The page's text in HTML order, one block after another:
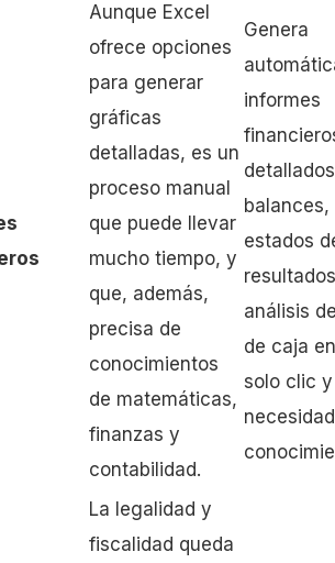
Aunque Excel
ofrece opciones
para generar
gráficas
detalladas, es un
proceso manual
que puede llevar
mucho tiempo, y
que, además,
precisa de
conocimientos
de matemáticas,
finanzas y
contabilidad.
Genera
informes
balances,
estados
análisis
de caja
solo clic
La legalidad y
fiscalidad queda